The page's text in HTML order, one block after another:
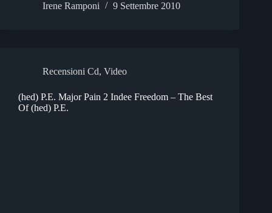
Irene Ramponi
9 Settembre 2010
Recensioni Cd, Video
(hed) P.E. Major Pain 2 Indee Freedom – The Best
Of (hed) P.E.